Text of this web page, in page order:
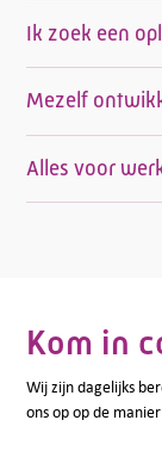
Ik zoek een
Mezelf
Alles voor
Kom in
Wij zijn dagelijks
ons op op de